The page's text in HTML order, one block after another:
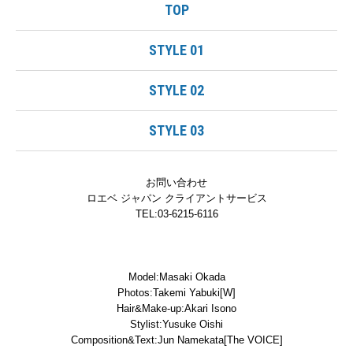
TOP
STYLE 01
STYLE 02
STYLE 03
お問い合わせ
ロエベ ジャパン クライアントサービス
TEL:03-6215-6116
Model:Masaki Okada
Photos:Takemi Yabuki[W]
Hair&Make-up:Akari Isono
Stylist:Yusuke Oishi
Composition&Text:Jun Namekata[The VOICE]